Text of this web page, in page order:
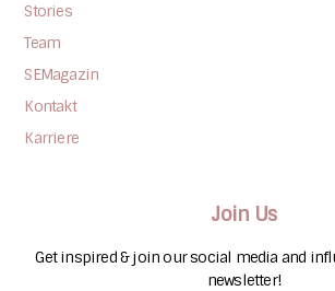
Stories
Team
SEMagazin
Kontakt
Karriere
Join Us
Get inspired & join our social media and
newsletter!